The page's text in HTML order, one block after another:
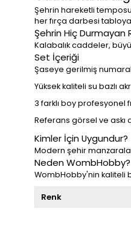
Şehrin hareketli
her fırça darbesi
Şehrin Hiç Durmayan
Kalabalık caddeler,
Set İçeriği
Şaseye gerilmiş
Yüksek kaliteli su bazlı
3 farklı boy profesyonel
Referans görsel ve askı
Kimler İçin Uygundur?
Modern şehir
Neden WombHobby?
WombHobby'nin kaliteli
Renk